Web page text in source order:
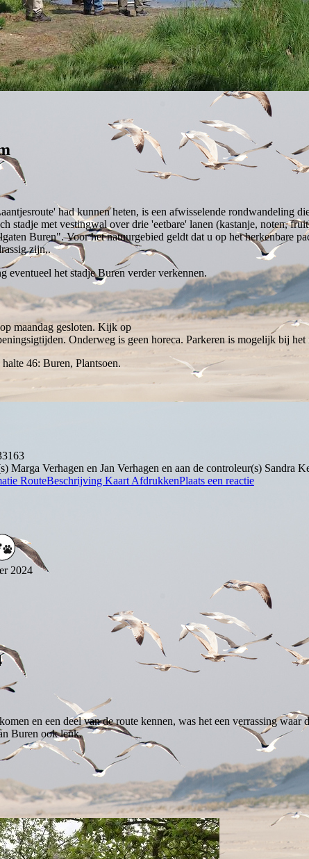
had kunnen heten, is een afwisselende rondwandeling
stadje met vestingwal over drie 'eetbare' lanen (kastanje, noten,
Buren". Voor het natuurgebied geldt dat u op het herkenbare
zijn,.
eventueel het stadje Buren verder verkennen.
maandag gesloten. Kijk op
Onderweg is geen horeca. Parkeren is mogelijk bij het
46: Buren, Plantsoen.
Marga Verhagen en Jan Verhagen en aan de controleur(s) Sandra
RouteBeschrijving Kaart AfdrukkenPlaats een reactie
2024
en een deel van de route kennen, was het een verrassing
Buren ook leuk.